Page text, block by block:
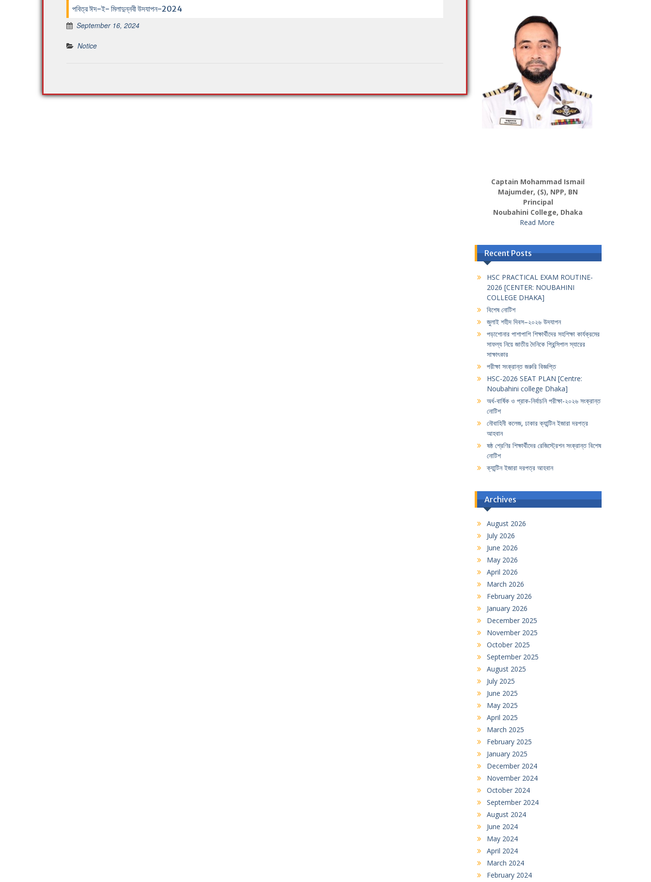
পবিত্র ঈদ-ই- মিলাদুন্নবী উদযাপন-2024
September 16, 2024
Notice
Captain Mohammad Ismail
Majumder, (S), NPP, BN
Principal
Noubahini College, Dhaka
Read More
Recent Posts
HSC PRACTICAL EXAM ROUTINE-
2026 [CENTER: NOUBAHINI
COLLEGE DHAKA]
বিশেষ নোটিশ
জুলাই শহীদ দিবস–২০২৬ উদযাপন
পড়াশোনার পাশাপাশি শিক্ষার্থীদের সহশিক্ষা কার্যক্রমের
সাফল্য নিয়ে জাতীয় দৈনিকে প্রিন্সিপাল স্যারের
সাক্ষাৎকার
পরীক্ষা সংক্রান্ত জরুরি বিজ্ঞপ্তি
HSC-2026 SEAT PLAN [Centre:
Noubahini college Dhaka]
অর্ধ-বার্ষিক ও প্রাক-নির্বাচনি পরীক্ষা-২০২৬ সংক্রান্ত
নোটিশ
নৌবাহিনী কলেজ, ঢাকার ক্যান্টিন ইজারা দরপত্র
আহবান
ষষ্ঠ শ্রেণির শিক্ষার্থীদের রেজিস্ট্রেশন সংক্রান্ত বিশেষ
নোটিশ
ক্যান্টিন ইজারা দরপত্র আহবান
Archives
August 2026
July 2026
June 2026
May 2026
April 2026
March 2026
February 2026
January 2026
December 2025
November 2025
October 2025
September 2025
August 2025
July 2025
June 2025
May 2025
April 2025
March 2025
February 2025
January 2025
December 2024
November 2024
October 2024
September 2024
August 2024
June 2024
May 2024
April 2024
March 2024
February 2024